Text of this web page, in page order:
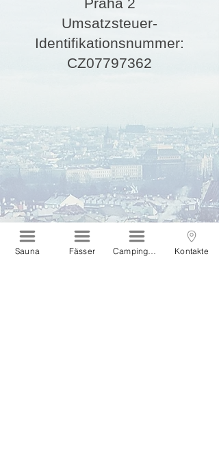
Umsatzsteuer-
Identifikationsnummer:
CZ07797362
Sauna Fässer Kontakte